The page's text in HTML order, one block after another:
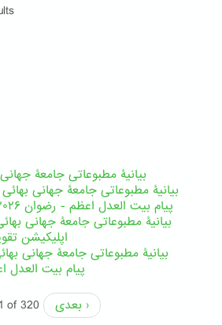
بیانیۀ مطبوعاتی جامعۀ جهانی بهائی -
بیانیۀ مطبوعاتی جامعۀ جهانی بهائی - ۸ اردیبهشت
پیام بیت العدل اعظم - رضوان ۲۰۲۶ میلادی (۱۸۳بدیع)
بیانیۀ مطبوعاتی جامعۀ جهانی بهائی - ۱۹ فروردین
اپلیکیشن تقویم
بیانیۀ مطبوعاتی جامعۀ جهانی بهائی - ۴
پیام بیت العدل اعظم - ۸
1 of 320
بعدی ›